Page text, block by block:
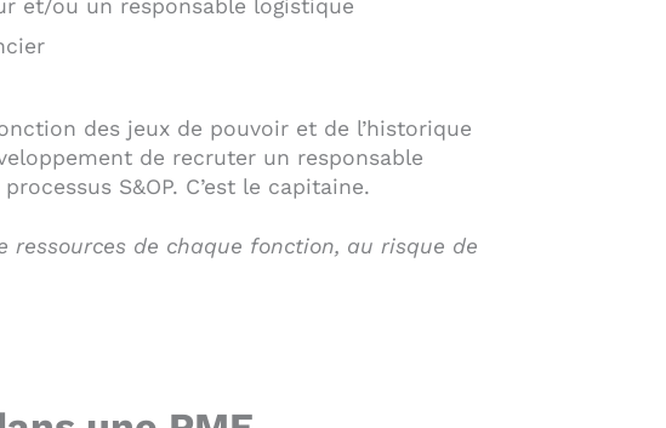
et/ou un responsable logistique
des jeux de pouvoir et de l’historique
de recruter un responsable
S&OP. C’est le capitaine.
ressources de chaque fonction, au risque de